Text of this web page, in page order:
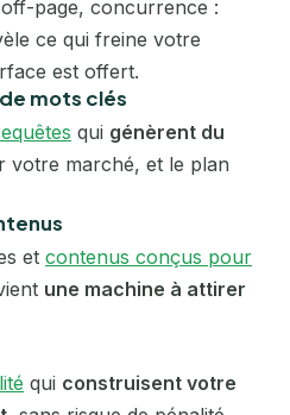
page, concurrence :
ce qui freine votre
est offert.
mots clés
qui génèrent du
votre marché, et le plan
et contenus conçus pour
une machine à attirer
qui construisent votre